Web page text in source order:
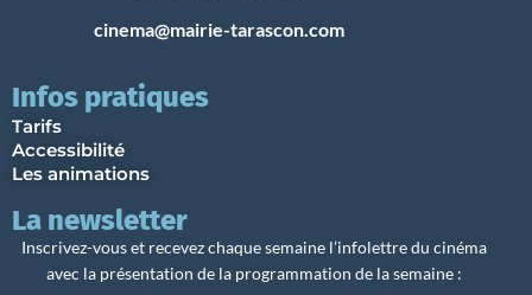
cinema@mairie-tarascon.com
Infos pratiques
Tarifs
Accessibilité
Les animations
La newsletter
Inscrivez-vous et recevez chaque semaine l’infolettre du cinéma
avec la présentation de la programmation de la semaine :